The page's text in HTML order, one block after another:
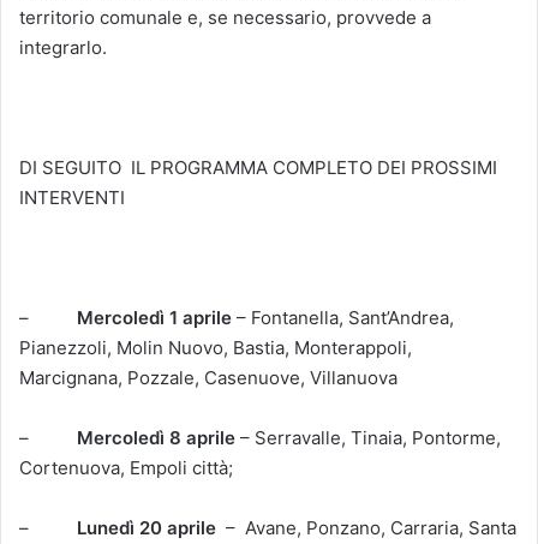
territorio comunale e, se necessario, provvede a
integrarlo.
DI SEGUITO IL PROGRAMMA COMPLETO DEI PROSSIMI
INTERVENTI
– Mercoledì 1 aprile – Fontanella, Sant’Andrea,
Pianezzoli, Molin Nuovo, Bastia, Monterappoli,
Marcignana, Pozzale, Casenuove, Villanuova
– Mercoledì 8 aprile – Serravalle, Tinaia, Pontorme,
Cortenuova, Empoli città;
– Lunedì 20 aprile – Avane, Ponzano, Carraria, Santa